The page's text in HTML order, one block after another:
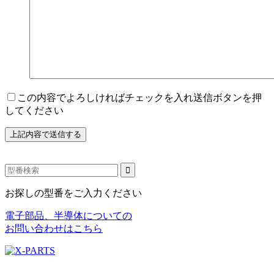
この内容でよろしければチェックを入れ送信ボタンを押
してください
お探しの型番をご入力ください
電子部品、半導体についての
お問い合わせはこちら